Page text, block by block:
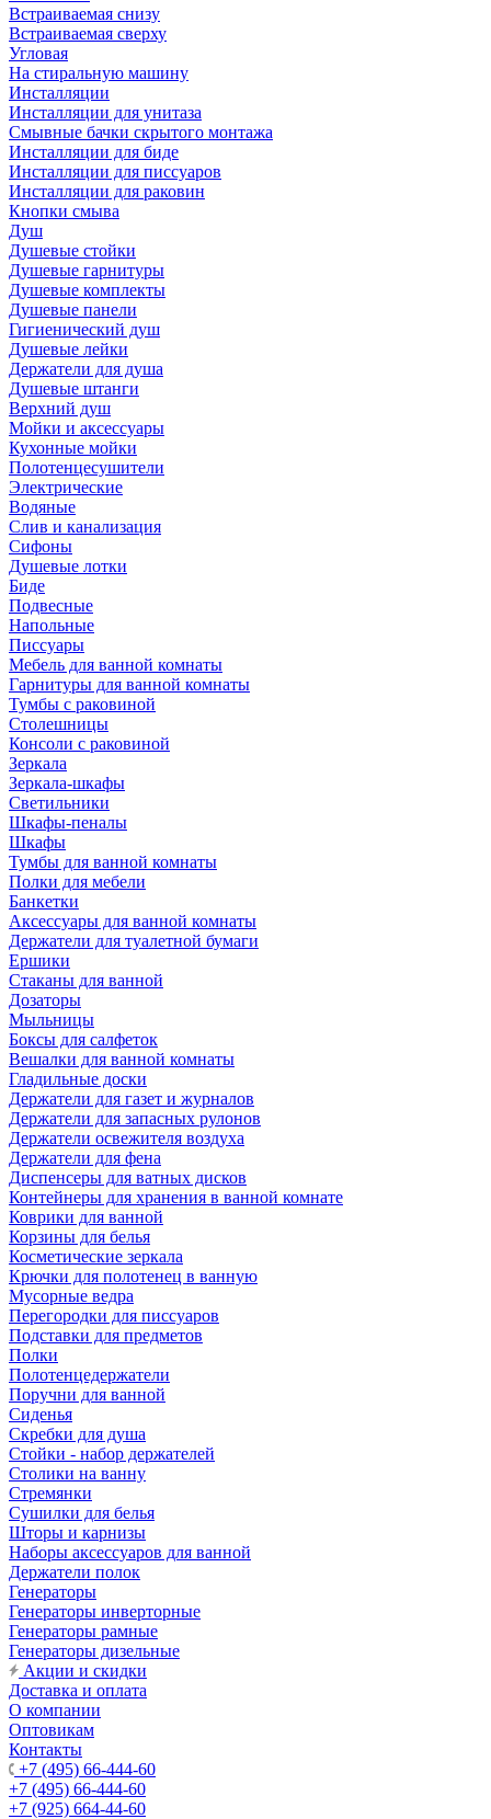
Встраиваемая снизу
Встраиваемая сверху
Угловая
На стиральную машину
Инсталляции
Инсталляции для унитаза
Смывные бачки скрытого монтажа
Инсталляции для биде
Инсталляции для писсуаров
Инсталляции для раковин
Кнопки смыва
Душ
Душевые стойки
Душевые гарнитуры
Душевые комплекты
Душевые панели
Гигиенический душ
Душевые лейки
Держатели для душа
Душевые штанги
Верхний душ
Мойки и аксессуары
Кухонные мойки
Полотенцесушители
Электрические
Водяные
Слив и канализация
Сифоны
Душевые лотки
Биде
Подвесные
Напольные
Писсуары
Мебель для ванной комнаты
Гарнитуры для ванной комнаты
Тумбы с раковиной
Столешницы
Консоли с раковиной
Зеркала
Зеркала-шкафы
Светильники
Шкафы-пеналы
Шкафы
Тумбы для ванной комнаты
Полки для мебели
Банкетки
Аксессуары для ванной комнаты
Держатели для туалетной бумаги
Ершики
Стаканы для ванной
Дозаторы
Мыльницы
Боксы для салфеток
Вешалки для ванной комнаты
Гладильные доски
Держатели для газет и журналов
Держатели для запасных рулонов
Держатели освежителя воздуха
Держатели для фена
Диспенсеры для ватных дисков
Контейнеры для хранения в ванной комнате
Коврики для ванной
Корзины для белья
Косметические зеркала
Крючки для полотенец в ванную
Мусорные ведра
Перегородки для писсуаров
Подставки для предметов
Полки
Полотенцедержатели
Поручни для ванной
Сиденья
Скребки для душа
Стойки - набор держателей
Столики на ванну
Стремянки
Сушилки для белья
Шторы и карнизы
Наборы аксессуаров для ванной
Держатели полок
Генераторы
Генераторы инверторные
Генераторы рамные
Генераторы дизельные
Акции и скидки
Доставка и оплата
О компании
Оптовикам
Контакты
+7 (495) 66-444-60
+7 (495) 66-444-60
+7 (925) 664-44-60